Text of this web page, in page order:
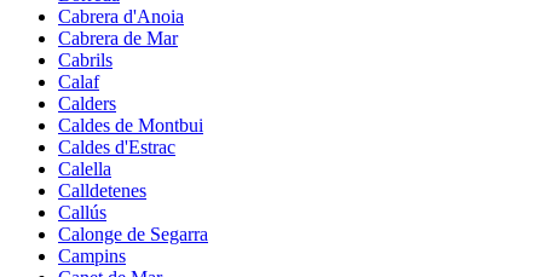
Cabrera d'Anoia
Cabrera de Mar
Cabrils
Calaf
Calders
Caldes de Montbui
Caldes d'Estrac
Calella
Calldetenes
Callús
Calonge de Segarra
Campins